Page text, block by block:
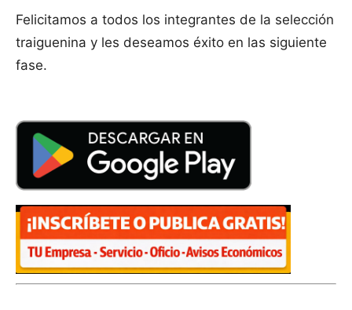
Felicitamos a todos los integrantes de la selección
traiguenina y les deseamos éxito en las siguiente
fase.